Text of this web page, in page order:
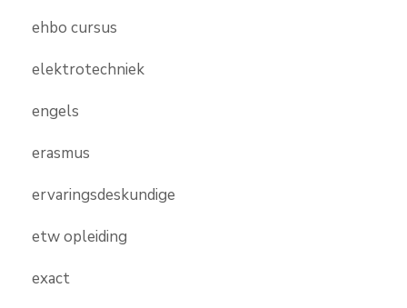
ehbo cursus
elektrotechniek
engels
erasmus
ervaringsdeskundige
etw opleiding
exact